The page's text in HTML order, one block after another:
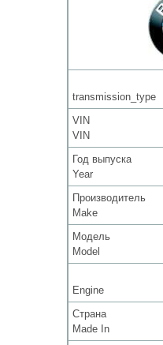
transmission_type
VIN
VIN
Год выпуска
Year
Производитель
Make
Модель
Model
Engine
Страна
Made In